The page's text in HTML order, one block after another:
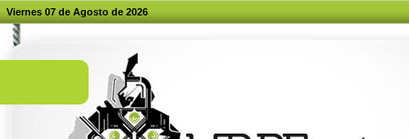
Viernes 07 de Agosto de 2026